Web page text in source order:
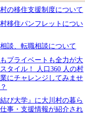
の移住支援制度について
移住パンフレットについ
談、転職相談について
プライベートも全力が大
タイル！ 人口360 人の村
にチャレンジしてみませ
結び大学』に大川村の暮ら
事・支援情報が紹介され